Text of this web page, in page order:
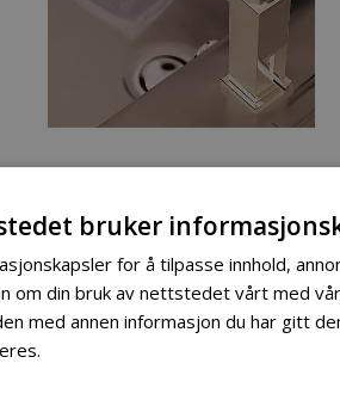
St-Tropez Magento design blandebateri
bruker
for å tilpasse innhold,
om din bruk av nettstedet vårt med
med annen informasjon du har gitt